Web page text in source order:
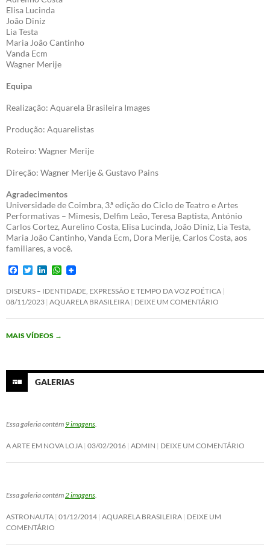
Elisa Lucinda
João Diniz
Lia Testa
Maria João Cantinho
Vanda Ecm
Wagner Merije
Equipa
Realização: Aquarela Brasileira Images
Produção: Aquarelistas
Roteiro: Wagner Merije
Direção: Wagner Merije & Gustavo Pains
Agradecimentos
Universidade de Coimbra, 3.ª edição do Ciclo de Teatro e Artes
Performativas – Mimesis, Delfim Leão, Teresa Baptista, António
Carlos Cortez, Aurelino Costa, Elisa Lucinda, João Diniz, Lia Testa,
Maria João Cantinho, Vanda Ecm, Dora Merije, Carlos Costa, aos
familiares, a você.
F
c
e
o
k
T
i
t
e
n
k
d
n
W
a
t
A
DISEURS – IDENTIDADE, EXPRESSÃO E TEMPO DA VOZ POÉTICA
08/11/2023 AQUARELA BRASILEIRA DEIXE UM COMENTÁRIO
MAIS VÍDEOS →
GALERIAS
Essa galeria contém 9 imagens.
A ARTE EM NOVA LOJA 03/02/2016 ADMIN DEIXE UM COMENTÁRIO
Essa galeria contém2 imagens.
ASTRONAUTA 01/12/2014 AQUARELA BRASILEIRA DEIXE UM
COMENTÁRIO